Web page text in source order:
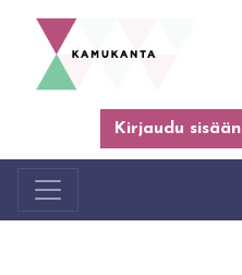
Kirjaudu sisään